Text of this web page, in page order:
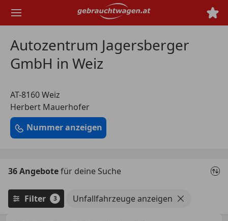
Hauptinhalt
Autozentrum Jagersberger
GmbH in Weiz
AT-8160 Weiz
Herbert Mauerhofer
Nummer anzeigen
36 Angebotefür deine Suche
Filter 3 Unfallfahrzeuge anzeigen